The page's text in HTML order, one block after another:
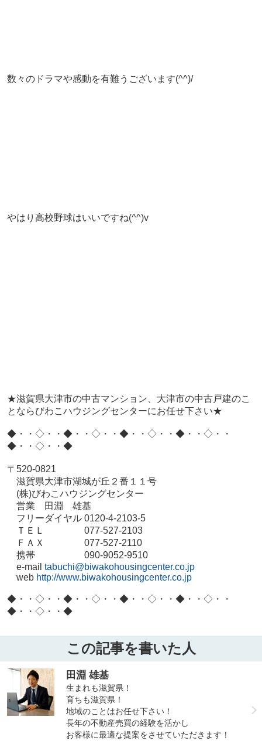
数々のドラマや感動を有難うございます(^^)/
やはり高校野球はいいですね(^^)v
★滋賀県大津市の中古マンション、大津市の中古戸建のこ
とならびわこハウジングセンターにお任せ下さい★
◆・・◇・・◆・・◇・・◆・・◇・・◆・・◇・・
◆・・◇・・◆
〒 520-0821
滋賀県大津市湖城が丘２番１１号
(株)びわこハウジングセンター
営業 田淵 雄基
フリーダイヤル0120-4-2103-5
ＴＥＬ 077-527-2103
ＦＡＸ 077-527-2110
携帯
090-9052-9510
e-mail tabuchi@biwakohousingcenter.co.jp
web http://www.biwakohousingcenter.co.jp
◆・・◇・・◆・・◇・・◆・・◇・・◆・・◇・・
◆・・◇・・◆
この記事を書いた人
田淵 雄基
生まれも滋賀県！
育ちも滋賀県！
地域のことはお任せ下さい！
長年の不動産売買の経験を活かし
お客様に最適な提案をさせていただきます！